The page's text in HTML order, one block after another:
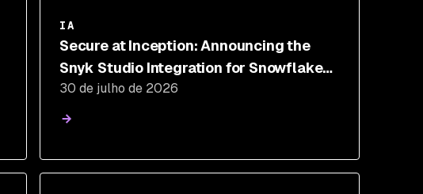
IA
Secure at Inception: Announcing the
Snyk Studio Integration for Snowflake
Cortex Code
30 de julho de 2026